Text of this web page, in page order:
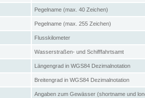
Pegelname (max. 40 Zeichen)
Pegelname (max. 255 Zeichen)
Flusskilometer
Wasserstraßen- und Schifffahrtsamt
Längengrad in WGS84 Dezimalnotation
Breitengrad in WGS84 Dezimalnotation
Angaben zum Gewässer (shortname und